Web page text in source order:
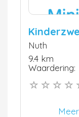
Nuth
9.4 km
Waardering: